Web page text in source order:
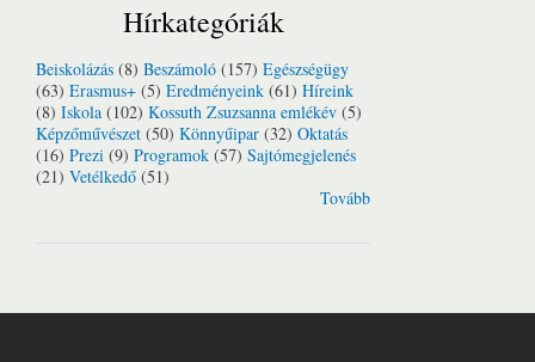
Hírkategóriák
Beiskolázás (8) Beszámoló (157) Egészségügy
(63) Erasmus+ (5) Eredményeink (61) Híreink
(8) Iskola (102) Kossuth Zsuzsanna emlékév (5)
Képzőművészet (50) Könnyűipar (32) Oktatás
(16) Prezi (9) Programok (57) Sajtómegjelenés
(21) Vetélkedő (51)
Tovább